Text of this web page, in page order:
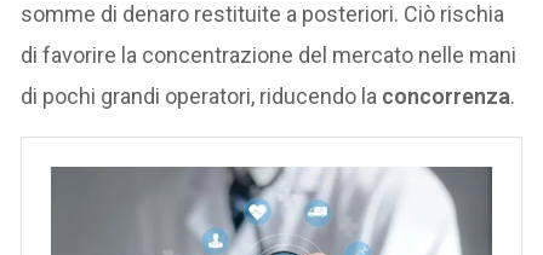
somme di denaro restituite a posteriori. Ciò rischia
di favorire la concentrazione del mercato nelle mani
di pochi grandi operatori, riducendo la concorrenza.